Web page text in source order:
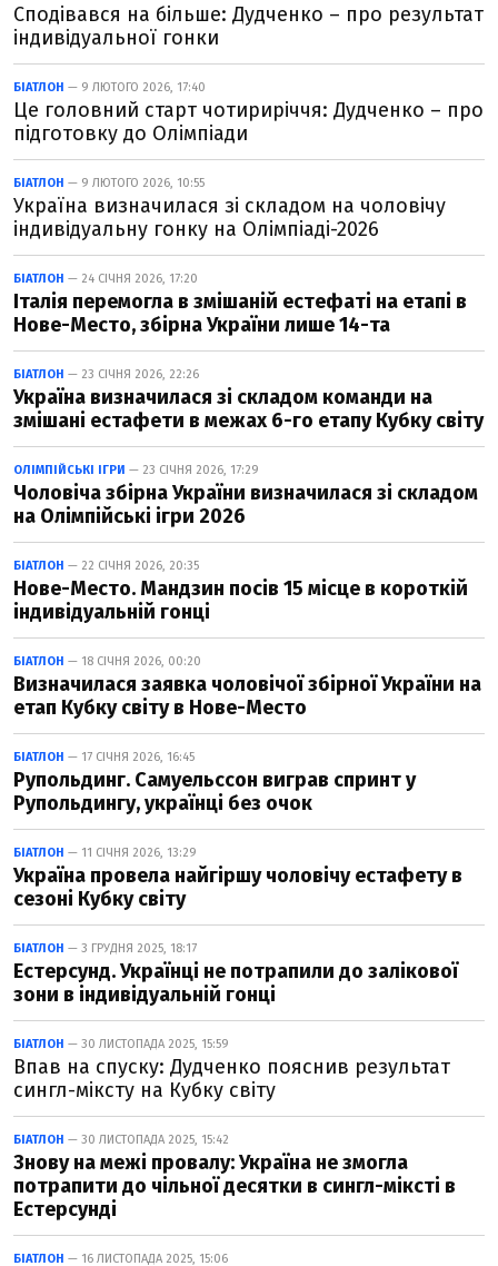
Сподівався на більше: Дудченко – про результат
індивідуальної гонки
БІАТЛОН — 9 ЛЮТОГО 2026, 17:40
Це головний старт чотириріччя: Дудченко – про
підготовку до Олімпіади
БІАТЛОН — 9 ЛЮТОГО 2026, 10:55
Україна визначилася зі складом на чоловічу
індивідуальну гонку на Олімпіаді-2026
БІАТЛОН — 24 СІЧНЯ 2026, 17:20
Італія перемогла в змішаній естефаті на етапі в
Нове-Место, збірна України лише 14-та
БІАТЛОН — 23 СІЧНЯ 2026, 22:26
Україна визначилася зі складом команди на
змішані естафети в межах 6-го етапу Кубку світу
ОЛІМПІЙСЬКІ ІГРИ — 23 СІЧНЯ 2026, 17:29
Чоловіча збірна України визначилася зі складом
на Олімпійські ігри 2026
БІАТЛОН — 22 СІЧНЯ 2026, 20:35
Нове-Место. Мандзин посів 15 місце в короткій
індивідуальній гонці
БІАТЛОН — 18 СІЧНЯ 2026, 00:20
Визначилася заявка чоловічої збірної України на
етап Кубку світу в Нове-Место
БІАТЛОН — 17 СІЧНЯ 2026, 16:45
Рупольдинг. Самуельссон виграв спринт у
Рупольдингу, українці без очок
БІАТЛОН — 11 СІЧНЯ 2026, 13:29
Україна провела найгіршу чоловічу естафету в
сезоні Кубку світу
БІАТЛОН — 3 ГРУДНЯ 2025, 18:17
Естерсунд. Українці не потрапили до залікової
зони в індивідуальній гонці
БІАТЛОН — 30 ЛИСТОПАДА 2025, 15:59
Впав на спуску: Дудченко пояснив результат
сингл-міксту на Кубку світу
БІАТЛОН — 30 ЛИСТОПАДА 2025, 15:42
Знову на межі провалу: Україна не змогла
потрапити до чільної десятки в сингл-міксті в
Естерсунді
БІАТЛОН — 16 ЛИСТОПАДА 2025, 15:06